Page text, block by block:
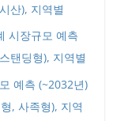
산), 지역별
시장규모 예측
탠딩형), 지역별
예측 (~2032년)
, 사족형), 지역